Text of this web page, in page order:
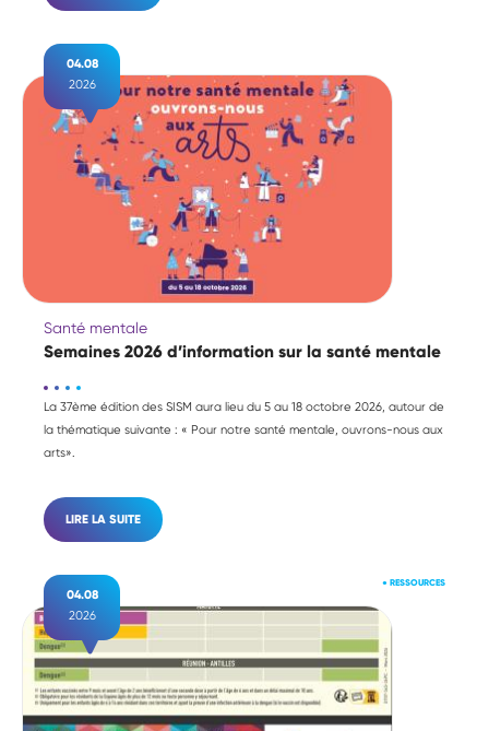
04.08
2026
Santé mentale
Semaines 2026 d’information sur la santé mentale
La 37ème édition des SISM aura lieu du 5 au 18 octobre 2026, autour de
la thématique suivante : « Pour notre santé mentale, ouvrons-nous aux
arts».
LIRE LA SUITE
04.08
2026
● RESSOURCES